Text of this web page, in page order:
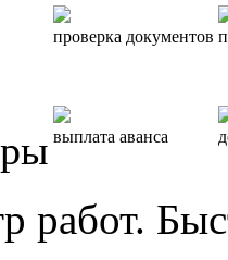
проверка документов
выплата аванса
работ.